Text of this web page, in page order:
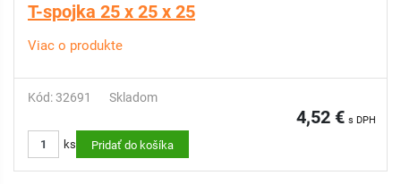
T-spojka 25 x 25 x 25
Viac o produkte
Kód: 32691 Skladom
4,52 € s DPH
ks Pridať do košíka